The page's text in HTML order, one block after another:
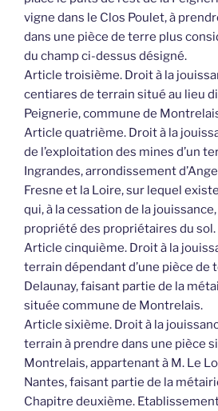
vigne dans le Clos Poulet, à
dans une pièce de terre plus
du champ ci-dessus désigné.
Article troisième. Droit à la
centiares de terrain situé au lieu
Peignerie, commune de
Article quatrième. Droit à la
de l’exploitation des mines d’un
Ingrandes, arrondissement
Fresne et la Loire, sur lequel
qui, à la cessation de la
propriété des propriétaires du sol.
Article cinquième. Droit à la
terrain dépendant d’une pièce de
Delaunay, faisant partie de la
située commune de Montrelais.
Article sixième. Droit à la
terrain à prendre dans une pièce
Montrelais, appartenant à M. Le
Nantes, faisant partie de la
Chapitre deuxième.